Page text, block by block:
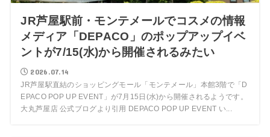
JR芦屋駅前・モンテメールでコスメの情報
メディア「DEPACO」のポップアップイベ
ントが7/15(水)から開催されるみたい
2026.07.14
JR芦屋駅直結のショッピングモール「モンテメール」本館3階で「D
EPACO POP UP EVENT」が7月15日(水)から開催されるようです。
大丸芦屋店 公式ブログより引用 DEPACO POP UP EVENT い...